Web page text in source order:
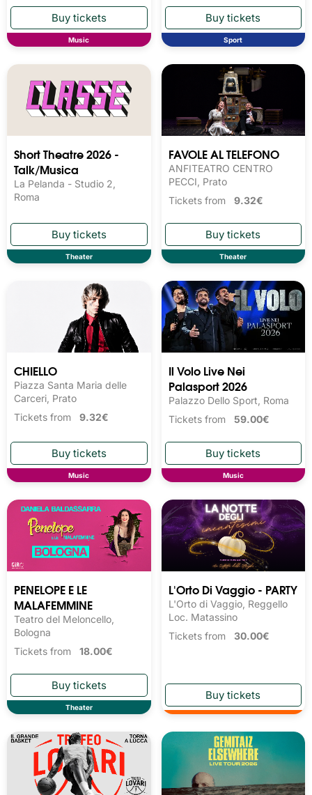
Music Sport
Short Theatre 2026 -
Talk/Musica
La Pelanda - Studio 2,
Roma
Theater
FAVOLE AL TELEFONO
ANFITEATRO CENTRO
PECCI, Prato
Tickets from 9.32€
Theater
CHIELLO
Piazza Santa Maria delle
Carceri, Prato
Tickets from 9.32€
Music
Il Volo Live Nei
Palasport 2026
Palazzo Dello Sport, Roma
Tickets from 59.00€
Music
PENELOPE E LE
MALAFEMMINE
Teatro del Meloncello,
Bologna
Tickets from 18.00€
Theater
L'Orto Di Vaggio - PARTY
L'Orto di Vaggio, Reggello
Loc. Matassino
Tickets from 30.00€